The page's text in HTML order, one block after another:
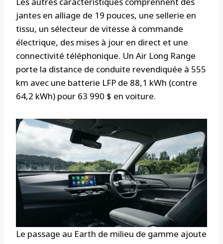
jantes en alliage de 19 pouces, une sellerie en
tissu, un sélecteur de vitesse à commande
électrique, des mises à jour en direct et une
connectivité téléphonique. Un Air Long Range
porte la distance de conduite revendiquée à 555
km avec une batterie LFP de 88,1 kWh (contre
64,2 kWh) pour 63 990 $ en voiture.
Le passage au Earth de milieu de gamme ajoute